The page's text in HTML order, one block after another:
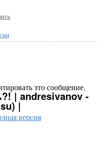
это сообщение.
| andresivanov -
|
версия